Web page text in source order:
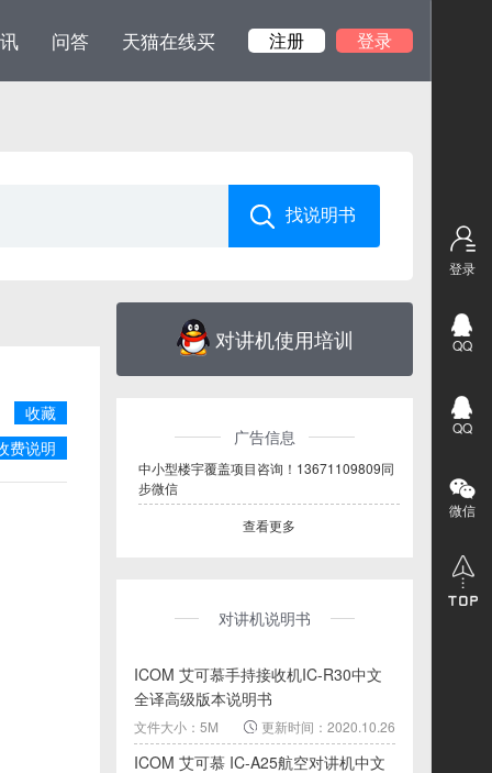
问答 天猫在线买 注册 登录
收藏
费说明
对讲机使用培训
广告信息
中小型楼宇覆盖项目咨询！13671109809同
步微信
查看更多
对讲机说明书
ICOM 艾可慕手持接收机IC-R30中文
全译高级版本说明书
更新时间：2020.10.26
文件大小：5M
ICOM 艾可慕 IC-A25航空对讲机中文
登录
QQ
QQ
微信